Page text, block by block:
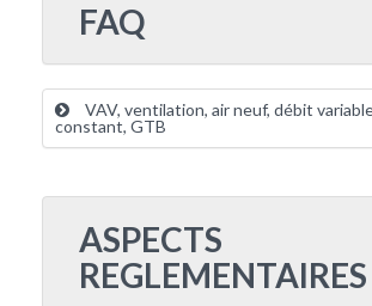
FAQ
VAV, ventilation, air neuf, débit
constant, GTB
ASPECTS
REGLEMENTAIRES